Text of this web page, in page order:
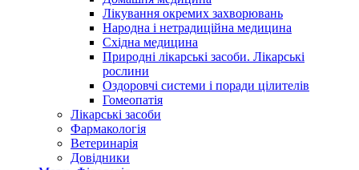
Лікування окремих захворювань
Народна і нетрадиційна медицина
Східна медицина
Природні лікарські засоби. Лікарські
рослини
Оздоровчі системи і поради цілителів
Гомеопатія
Лікарські засоби
Фармакологія
Ветеринарія
Довідники